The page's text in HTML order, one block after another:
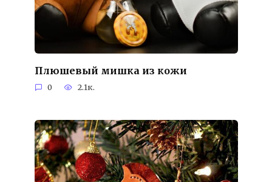
Плюшевый мишка из кожи
0 2.1к.